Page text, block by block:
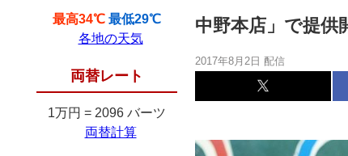
最高34℃ 最低29℃
各地の天気
両替レート
1万円 = 2096 バーツ
両替計算
中野本店」で提供
2017年8月2日 配信